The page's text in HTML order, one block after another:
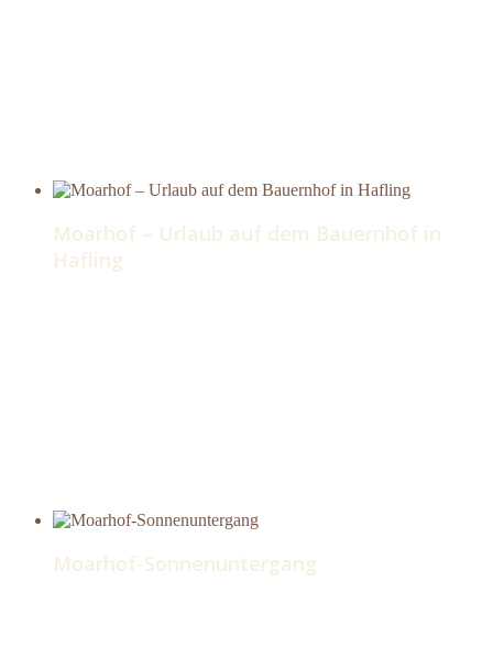
Moarhof – Urlaub auf dem Bauernhof in
Hafling
Moarhof-Sonnenuntergang